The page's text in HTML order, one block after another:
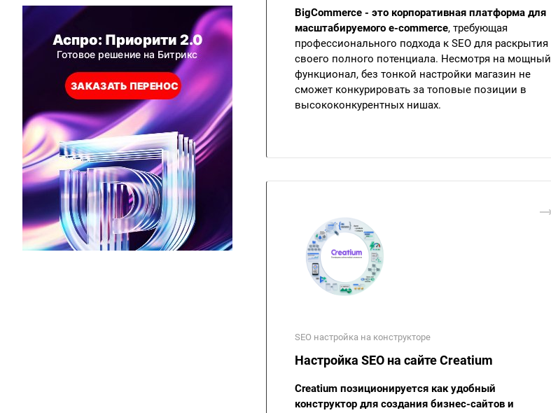
BigCommerce - это корпоративная платформа для
масштабируемого e-commerce, требующая
профессионального подхода к SEO для раскрытия
своего полного потенциала. Несмотря на мощный
функционал, без тонкой настройки магазин не
сможет конкурировать за топовые позиции в
высококонкурентных нишах.
SEO настройка на конструкторе
Настройка SEO на сайте Creatium
Creatium позиционируется как удобный
конструктор для создания бизнес-сайтов и